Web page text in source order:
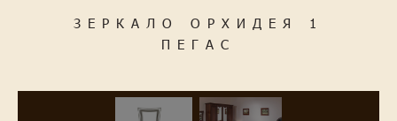
ЗЕРКАЛО ОРХИДЕЯ 1
ПЕГАС